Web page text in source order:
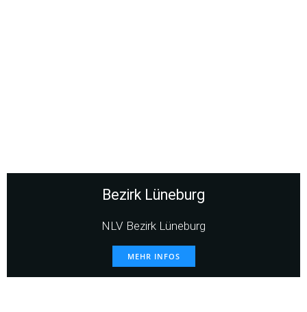
Bezirk Lüneburg
NLV Bezirk Lüneburg
MEHR INFOS